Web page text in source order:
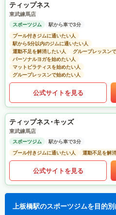
ティップネス
東武練馬店
スポーツジム
駅から車で3分
プール付きジムに通いたい人
駅から5分以内のジムに通いたい人
運動不足を解消したい人
グループレッスン
パーソナルヨガを始めたい人
マットピラティスを始めたい人
グループレッスンで始めたい人
公式サイトを見る
ティップネス･キッズ
東武練馬店
スポーツジム
駅から車で3分
プール付きジムに通いたい人
運動不足を解
公式サイトを見る
上板橋駅のスポーツジムを目的